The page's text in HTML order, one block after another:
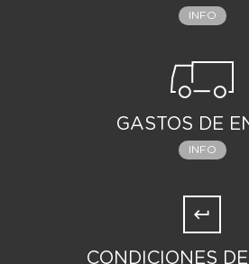
INFO
GASTOS DE
INFO
CONDICIONES